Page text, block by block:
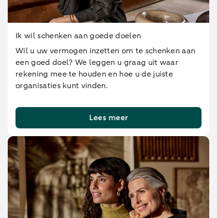
Ik wil schenken aan goede doelen
Wil u uw vermogen inzetten om te schenken aan
een goed doel? We leggen u graag uit waar
rekening mee te houden en hoe u de juiste
organisaties kunt vinden.
Lees meer